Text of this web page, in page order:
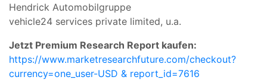
Hendrick Automobilgruppe
vehicle24 services private limited, u.a.
Jetzt Premium Research Report kaufen:
https://www.marketresearchfuture.com/checkout?
currency=one_user-USD & report_id=7616